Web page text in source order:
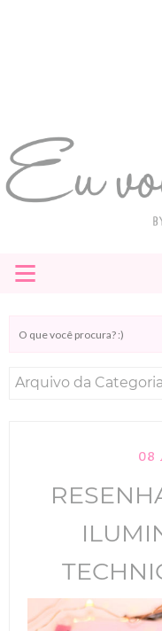
≡
E-BOOK
INSTAGRAM
CABELOS
MAQUIAGEM
Arquivo da
08